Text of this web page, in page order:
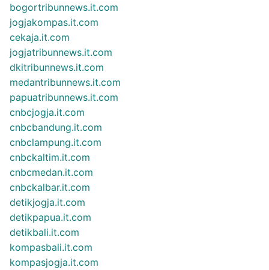
bogortribunnews.it.com
jogjakompas.it.com
cekaja.it.com
jogjatribunnews.it.com
dkitribunnews.it.com
medantribunnews.it.com
papuatribunnews.it.com
cnbcjogja.it.com
cnbcbandung.it.com
cnbclampung.it.com
cnbckaltim.it.com
cnbcmedan.it.com
cnbckalbar.it.com
detikjogja.it.com
detikpapua.it.com
detikbali.it.com
kompasbali.it.com
kompasjogja.it.com